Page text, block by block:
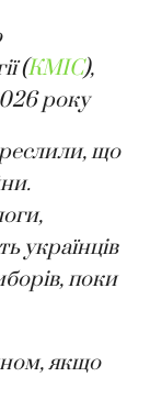
(КМІС),
року
що
українців
поки
якщо